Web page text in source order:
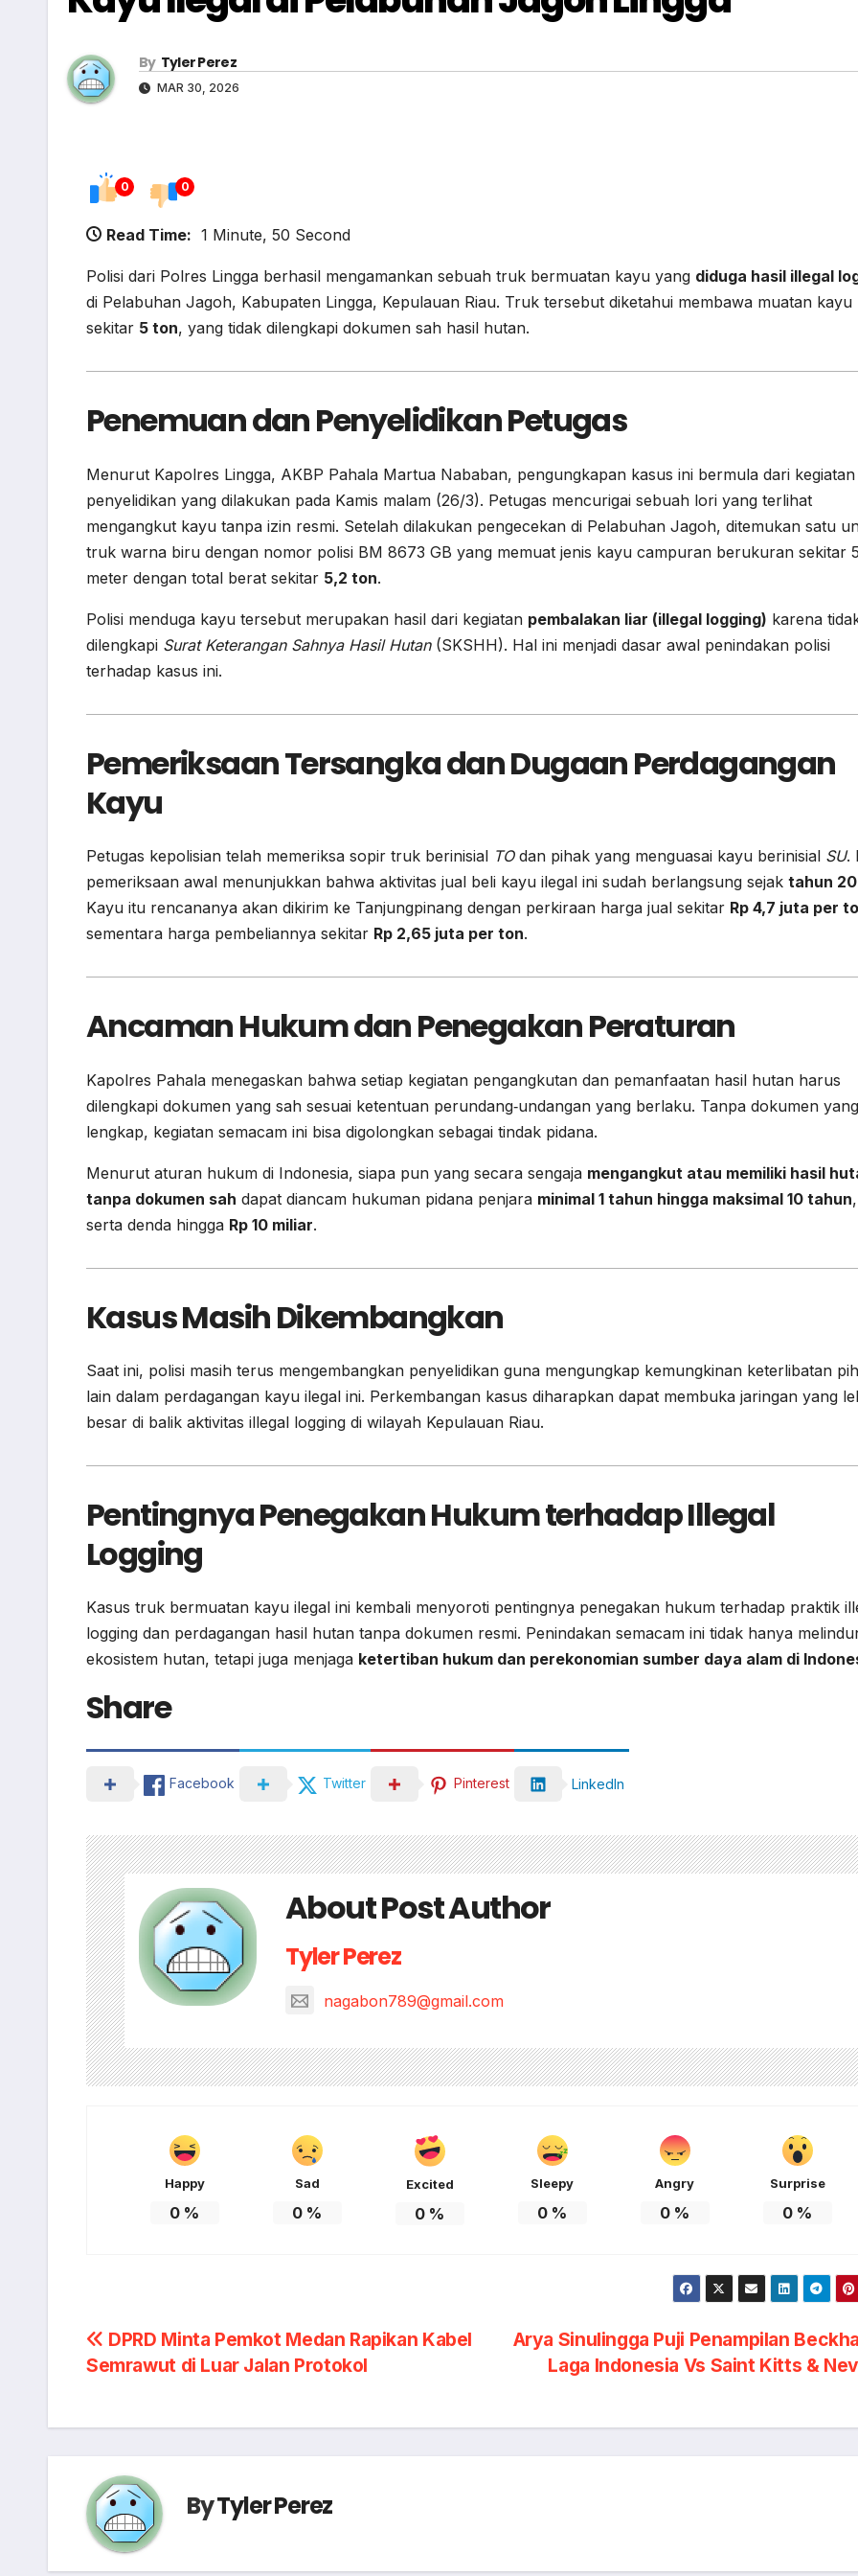
By Tyler Perez
MAR 30, 2026
0 0
Read Time: 1 Minute, 50 Second
Polisi dari Polres Lingga berhasil mengamankan sebuah truk bermuatan kayu yang diduga hasil illegal
di Pelabuhan Jagoh, Kabupaten Lingga, Kepulauan Riau. Truk tersebut diketahui membawa muatan kayu
sekitar 5 ton, yang tidak dilengkapi dokumen sah hasil hutan.
Penemuan dan Penyelidikan Petugas
Menurut Kapolres Lingga, AKBP Pahala Martua Nababan, pengungkapan kasus ini bermula dari kegiatan
penyelidikan yang dilakukan pada Kamis malam (26/3). Petugas mencurigai sebuah lori yang terlihat
mengangkut kayu tanpa izin resmi. Setelah dilakukan pengecekan di Pelabuhan Jagoh, ditemukan satu
truk warna biru dengan nomor polisi BM 8673 GB yang memuat jenis kayu campuran berukuran sekitar 5
meter dengan total berat sekitar 5,2 ton.
Polisi menduga kayu tersebut merupakan hasil dari kegiatan pembalakan liar (illegal logging) karena
dilengkapi Surat Keterangan Sahnya Hasil Hutan(SKSHH). Hal ini menjadi dasar awal penindakan polisi
terhadap kasus ini.
Pemeriksaan Tersangka dan Dugaan Perdagangan
Kayu
Petugas kepolisian telah memeriksa sopir truk berinisial TOdan pihak yang menguasai kayu berinisial SU.
pemeriksaan awal menunjukkan bahwa aktivitas jual beli kayu ilegal ini sudah berlangsung sejak tahun
Kayu itu rencananya akan dikirim ke Tanjungpinang dengan perkiraan harga jual sekitar Rp 4,7 juta per
sementara harga pembeliannya sekitar Rp 2,65 juta per ton.
Ancaman Hukum dan Penegakan Peraturan
Kapolres Pahala menegaskan bahwa setiap kegiatan pengangkutan dan pemanfaatan hasil hutan harus
dilengkapi dokumen yang sah sesuai ketentuan perundang‑undangan yang berlaku. Tanpa dokumen yang
lengkap, kegiatan semacam ini bisa digolongkan sebagai tindak pidana.
Menurut aturan hukum di Indonesia, siapa pun yang secara sengaja mengangkut atau memiliki hasil
tanpa dokumen sah dapat diancam hukuman pidana penjara minimal 1 tahun hingga maksimal 10 tahun,
serta denda hingga Rp 10 miliar.
Kasus Masih Dikembangkan
Saat ini, polisi masih terus mengembangkan penyelidikan guna mengungkap kemungkinan keterlibatan
lain dalam perdagangan kayu ilegal ini. Perkembangan kasus diharapkan dapat membuka jaringan yang
besar di balik aktivitas illegal logging di wilayah Kepulauan Riau.
Pentingnya Penegakan Hukum terhadap Illegal
Logging
Kasus truk bermuatan kayu ilegal ini kembali menyoroti pentingnya penegakan hukum terhadap praktik
logging dan perdagangan hasil hutan tanpa dokumen resmi. Penindakan semacam ini tidak hanya
ekosistem hutan, tetapi juga menjaga ketertiban hukum dan perekonomian sumber daya alam di
Share
Facebook Twitter Pinterest LinkedIn
About Post Author
Tyler Perez
nagabon789@gmail.com
Happy
0 %
Sad
0 %
Excited
0 %
Sleepy
0 %
Angry
0 %
Surprise
0 %
Post
navigation
Arya Sinulingga Puji Penampilan
Laga Indonesia Vs Saint Kitts &
DPRD Minta Pemkot Medan Rapikan Kabel
Semrawut di Luar Jalan Protokol
ByTyler Perez